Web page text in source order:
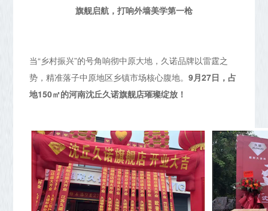
旗舰启航，打响外墙美学第一枪
当“乡村振兴”的号角响彻中原大地，久诺品牌以雷霆之
势，精准落子中原地区乡镇市场核心腹地。9月27日，占
地150㎡的河南沈丘久诺旗舰店璀璨绽放！